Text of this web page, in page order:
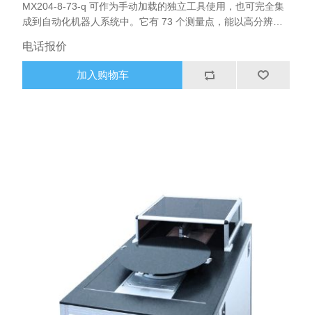
MX204-8-73-q 可作为手动加载的独立工具使用，也可完全集
成到自动化机器人系统中。它有 73 个测量点，能以高分辨率
片无需更换即可使用。配有功能强大的MX-NT 操作软件。
电话报价
加入购物车